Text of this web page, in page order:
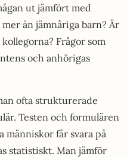
ut jämfört med
än jämnåriga barn? Är
Frågor som
och anhörigas
ofta strukturerade
Testen och formulären
människor får svara på
statistiskt. Man jämför